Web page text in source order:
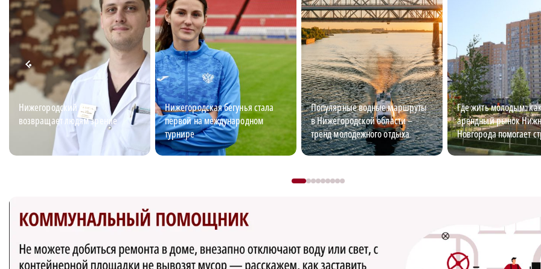
Нижегородский врач
возвращает людям зрение
Нижегородская бегунья стала
первой на международном
турнире
Популярные водные маршруты
в Нижегородской области –
тренд молодежного отдыха
Где жить молодым:
арендный рынок
Новгорода помогает
карьеру